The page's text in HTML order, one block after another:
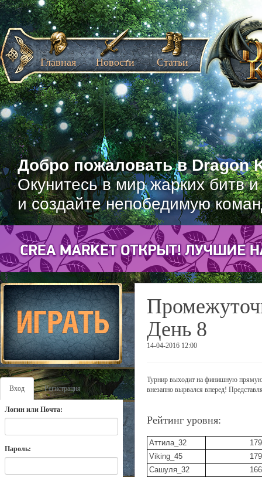
Добро пожаловать в Dragon
Окунитесь в мир жарких битв
и создайте непобедимую
Главная Новости Статьи
Вход Регистрация
Логин или Почта:
Пароль:
День 8
14-04-2016 12:00
Турнир выходит на финишную прямую,
внезапно вырвался вперед!
Рейтинг уровня:
Аттила_32
179
Viking_45
179
Сашуля_32
166